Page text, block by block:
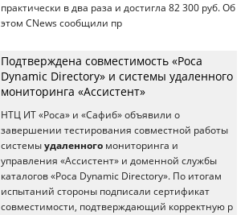
практически в два раза и достигла 82 300 руб. Об
этом CNews сообщили пр
Подтверждена совместимость «Роса
Dynamic Directory» и системы удаленного
мониторинга «Ассистент»
НТЦ ИТ «Роса» и «Сафиб» объявили о
завершении тестирования совместной работы
системы удаленного мониторинга и
управления «Ассистент» и доменной службы
каталогов «Роса Dynamic Directory». По итогам
испытаний стороны подписали сертификат
совместимости, подтверждающий корректную р